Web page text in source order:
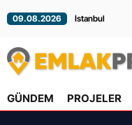
09.08.2026
GÜNDEM PROJELER